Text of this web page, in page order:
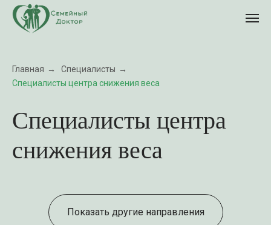
Главная → Специалисты →
Специалисты центра снижения веса
Специалисты центра
снижения веса
Показать другие направления